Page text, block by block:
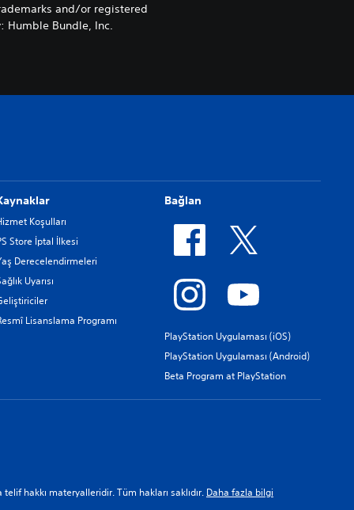
and/or registered
Bundle, Inc.
Koşulları
Store İptal İlkesi
Derecelendirmeleri
Uyarısı
Lisanslama Programı
Bağlan
PlayStation Uygulaması (iOS)
PlayStation Uygulaması (Android)
Beta Program at PlayStation
hakkı materyalleridir. Tüm hakları saklıdır. Daha fazla bilgi